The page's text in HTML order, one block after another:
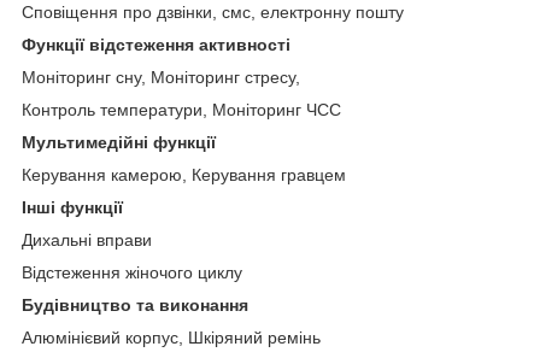
Сповіщення про дзвінки, смс, електронну пошту
Функції відстеження активності
Моніторинг сну, Моніторинг стресу,
Контроль температури, Моніторинг ЧСС
Мультимедійні функції
Керування камерою, Керування гравцем
Інші функції
Дихальні вправи
Відстеження жіночого циклу
Будівництво та виконання
Алюмінієвий корпус, Шкіряний ремінь